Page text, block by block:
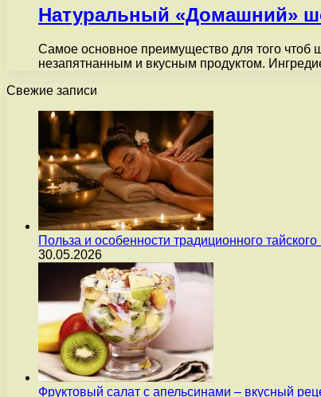
Натуральный «Домашний»
Самое основное преимущество для того чтоб
незапятнанным и вкусным продуктом.
Свежие записи
Польза и особенности традиционного
30.05.2026
Фруктовый салат с апельсинами – вкусный